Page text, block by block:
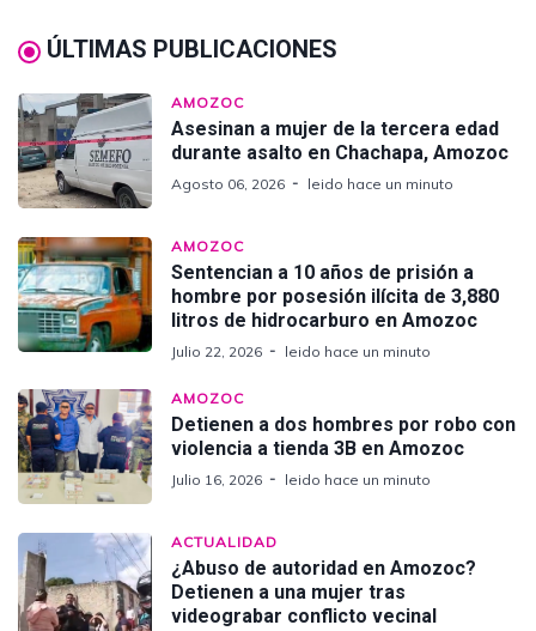
ÚLTIMAS PUBLICACIONES
AMOZOC
Asesinan a mujer de la tercera edad
durante asalto en Chachapa, Amozoc
Agosto 06, 2026 leido hace un minuto
AMOZOC
Sentencian a 10 años de prisión a
hombre por posesión ilícita de 3,880
litros de hidrocarburo en Amozoc
Julio 22, 2026 leido hace un minuto
AMOZOC
Detienen a dos hombres por robo con
violencia a tienda 3B en Amozoc
Julio 16, 2026 leido hace un minuto
ACTUALIDAD
¿Abuso de autoridad en Amozoc?
Detienen a una mujer tras
videograbar conflicto vecinal